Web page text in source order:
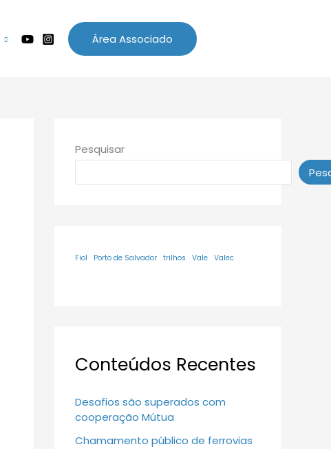
Área Associado
Pesquisar
Fiol Porto de Salvador trilhos Vale Valec
Conteúdos Recentes
Desafios são superados com
cooperação Mútua
Chamamento público de ferrovias